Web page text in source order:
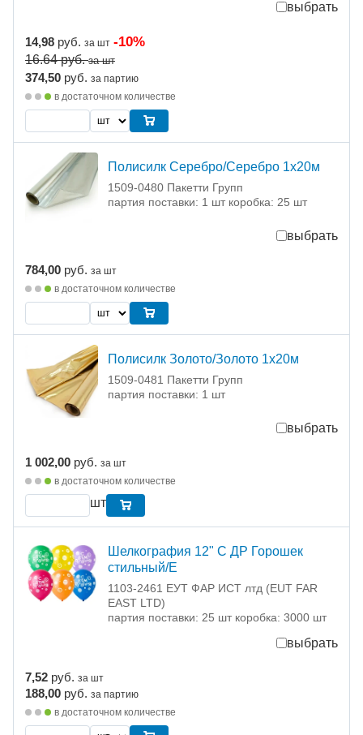
выбрать
14,98 руб. за шт -10%
16.64руб. за шт
374,50 руб. за партию
в достаточном количестве
Полисилк Серебро/Серебро 1х20м
1509-0480 Пакетти Групп
партия поставки: 1 шт коробка: 25 шт
выбрать
784,00 руб. за шт
в достаточном количестве
Полисилк Золото/Золото 1х20м
1509-0481 Пакетти Групп
партия поставки: 1 шт
выбрать
1 002,00 руб. за шт
в достаточном количестве
шт
Шелкография 12" С ДР Горошек
стильный/Е
1103-2461 ЕУТ ФАР ИСТ лтд (EUT FAR
EAST LTD)
партия поставки: 25 шт коробка: 3000 шт
выбрать
7,52 руб. за шт
188,00 руб. за партию
в достаточном количестве